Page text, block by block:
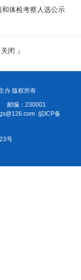
体检考察人选公示
关闭 』
办 版权所有
邮编：230001
皖ICP备
号